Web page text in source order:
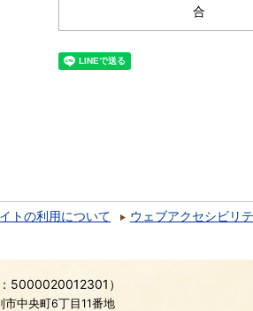
トの利用について ウェブアクセシビリ
5000020012301）
市中央町6丁目11番地